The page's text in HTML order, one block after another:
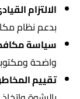
الالتزام
بدعم نظام
سياسة
واضحة
تقييم